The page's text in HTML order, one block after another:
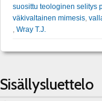
suosittu teologinen selitys
väkivaltainen mimesis
Wray T.J.
Sisällysluettelo